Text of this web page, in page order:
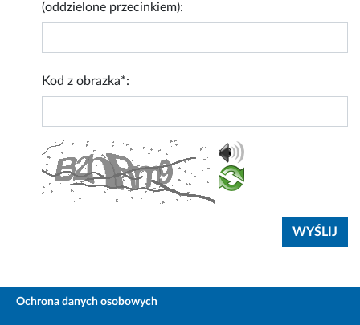
(oddzielone przecinkiem):
Kod z obrazka*:
Ochrona danych osobowych